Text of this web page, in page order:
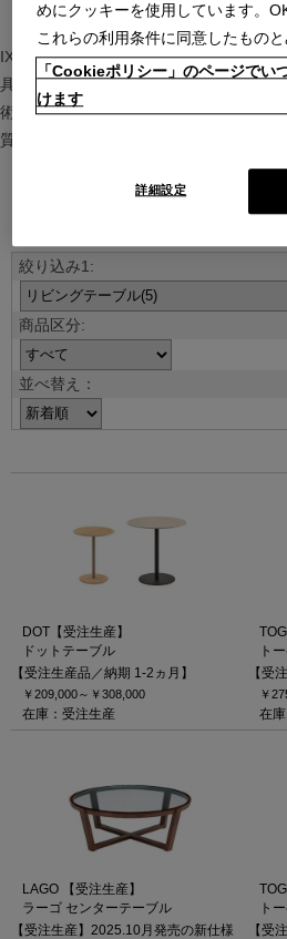
IXC（イクスシー）は、”Emotional
具ブランド。ヨーロッパの家具文化と日
術を活かした持続可能で洗練されたイン
質な暮らしを届けます。
ブランド紹介を
並べ替え：
DOT【受注生産】
ドットテーブル
【受注生産品／納期 1-2ヵ月】
￥209,000～ ￥308,000
在庫：受注生産
ト
【受
￥
在
LAGO 【受注生産】
ラーゴ センターテーブル
【受注生産】2025.10月発売の新仕様
ト
【受
めにクッキーを使用しています。
これらの利用条件に同意したものと
「Cookieポリシー」のページでい
けます
詳細設定